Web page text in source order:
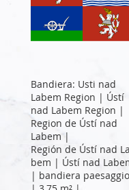
Bandiera: Usti nad
Labem Region | Ústí
nad Labem Region |
Region de Ústí nad
Labem |
Región de Ústí nad La
bem | Ústí nad
| bandiera paesaggio